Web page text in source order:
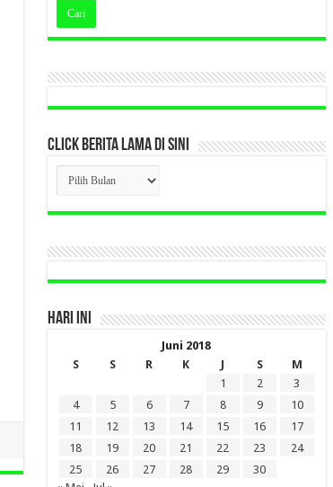
CLICK BERITA LAMA DI SINI
CLICK
BERITA
LAMA
DI
HARI INI
Juni 2018
S
S R K J S
M
1
2
3
4
5 6 7 8 9
10
11
12 13 14 15 16
17
18
19 20 21 22 23
24
25
26 27 28 29
30